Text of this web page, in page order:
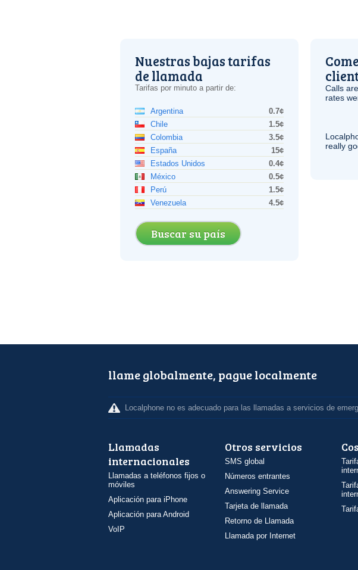
Nuestras bajas tarifas
de llamada
Tarifas por minuto a partir de:
Argentina
0.7¢
Chile
1.5¢
Colombia
3.5¢
España
15¢
Estados Unidos
0.4¢
México
0.5¢
Perú
1.5¢
Venezuela
4.5¢
Buscar su país
Calls
rates
really
llame globalmente, pague localmente
Localphone no es adecuado para las llamadas a servicios de
Llamadas
internacionales
Llamadas a teléfonos fijos o
móviles
Aplicación para iPhone
Aplicación para Android
VoIP
Otros servicios
SMS global
Números entrantes
Answering Service
Tarjeta de llamada
Retorno de Llamada
Llamada por Internet